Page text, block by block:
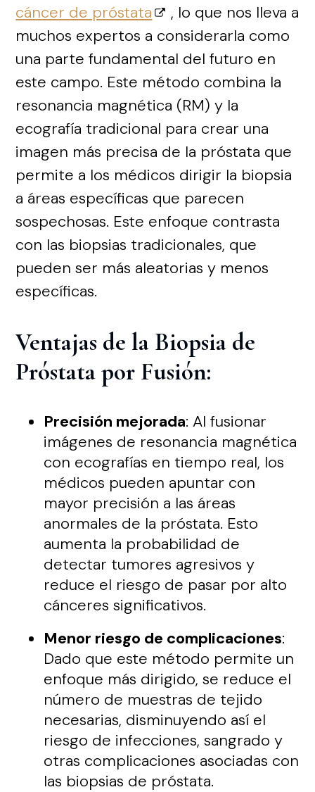
cáncer de próstata
, lo que nos lleva a
muchos expertos a considerarla como
una parte fundamental del futuro en
este campo. Este método combina la
resonancia magnética (RM) y la
ecografía tradicional para crear una
imagen más precisa de la próstata que
permite a los médicos dirigir la biopsia
a áreas específicas que parecen
sospechosas. Este enfoque contrasta
con las biopsias tradicionales, que
pueden ser más aleatorias y menos
específicas.
Ventajas de la Biopsia de
Próstata por Fusión:
Precisión mejorada: Al fusionar
imágenes de resonancia magnética
con ecografías en tiempo real, los
médicos pueden apuntar con
mayor precisión a las áreas
anormales de la próstata. Esto
aumenta la probabilidad de
detectar tumores agresivos y
reduce el riesgo de pasar por alto
cánceres significativos.
Menor riesgo de complicaciones:
Dado que este método permite un
enfoque más dirigido, se reduce el
número de muestras de tejido
necesarias, disminuyendo así el
riesgo de infecciones, sangrado y
otras complicaciones asociadas con
las biopsias de próstata.